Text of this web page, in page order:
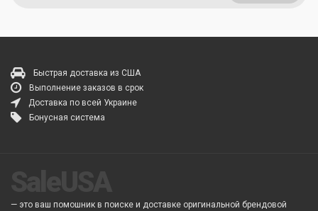
Быстрая доставка из США
Выполнение заказов в срок
Доставка по всей Украине
Бонусная система
— это ваш помошник в поиске и доставке оригинальной брендовой